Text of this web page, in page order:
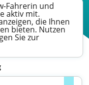
Fahrerin und
aktiv mit.
die Ihnen
bieten. Nutzen
Sie zur